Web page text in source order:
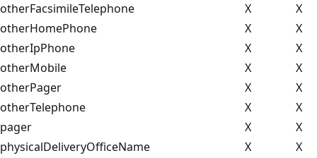
otherFacsimileTelephone
X
X
otherHomePhone
X
X
otherIpPhone
X
X
otherMobile
X
X
otherPager
X
X
otherTelephone
X
X
pager
X
X
physicalDeliveryOfficeName
X
X